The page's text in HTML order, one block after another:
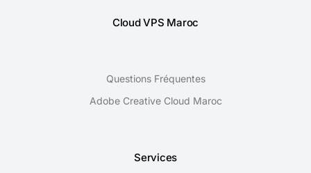
Cloud VPS Maroc
Questions Fréquentes
Adobe Creative Cloud Maroc
Services